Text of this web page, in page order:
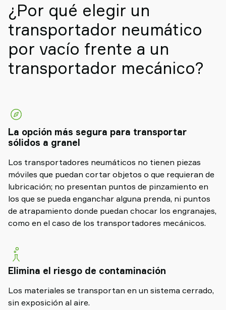
¿Por qué elegir un
transportador neumático
por vacío frente a un
transportador mecánico?
La opción más segura para transportar
sólidos a granel
Los transportadores neumáticos no tienen piezas
móviles que puedan cortar objetos o que requieran de
lubricación; no presentan puntos de pinzamiento en
los que se pueda enganchar alguna prenda, ni puntos
de atrapamiento donde puedan chocar los engranajes,
como en el caso de los transportadores mecánicos.
Elimina el riesgo de contaminación
Los materiales se transportan en un sistema cerrado,
sin exposición al aire.